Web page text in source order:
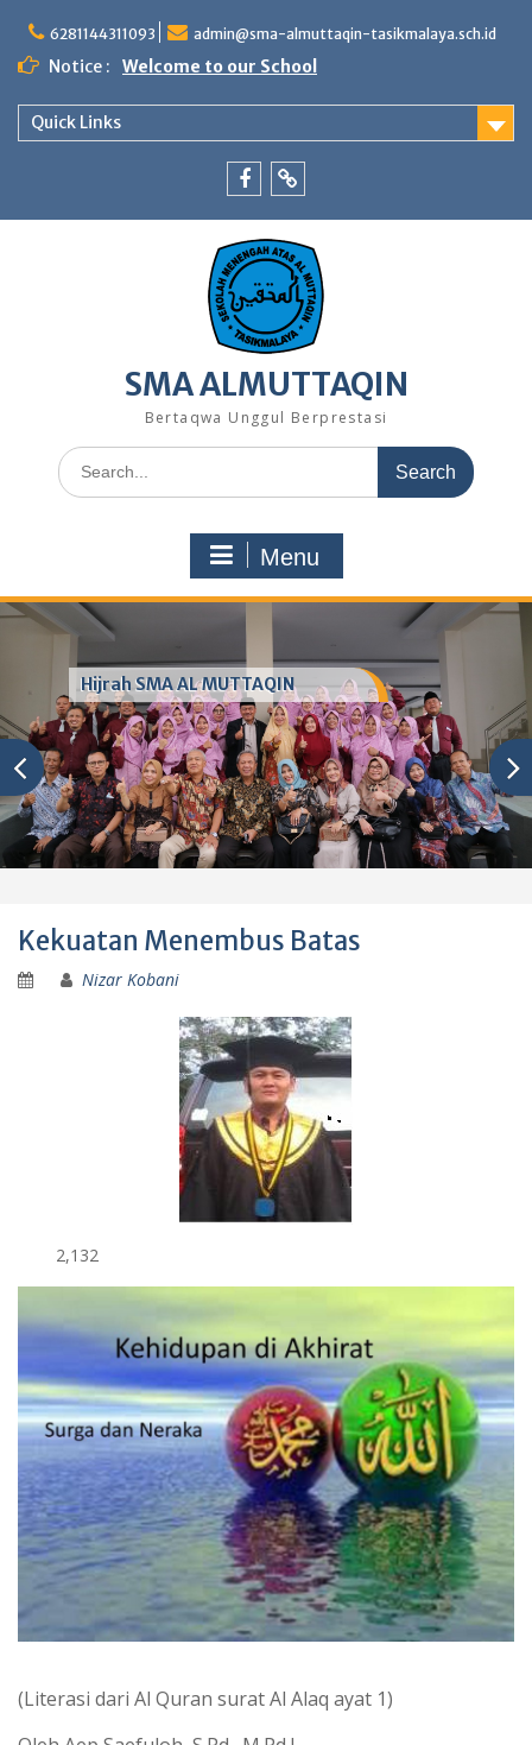
content
6281144311093 admin@sma-almuttaqin-tasikmalaya.sch.id
Notice : Welcome to our School
Quick Links
SMA ALMUTTAQIN
Bertaqwa Unggul Berprestasi
Search
for:
Menu
Hijrah SMA AL MUTTAQIN
Kekuatan Menembus Batas
Nizar Kobani
2,132
(Literasi dari Al Quran surat Al Alaq ayat 1)